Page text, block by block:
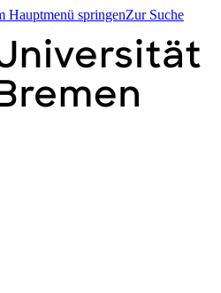
Hauptmenü springenZur Suche